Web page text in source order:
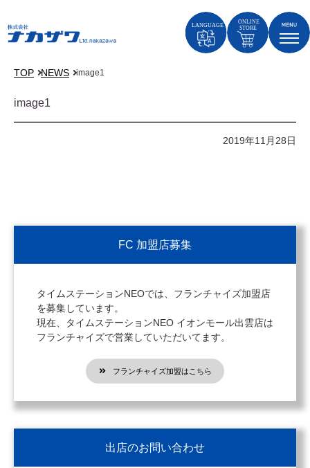
TOP NEWS image1
image1
2019年11月28日
FC 加盟店募集
タイムステーションNEOでは、フランチャイズ加盟店
を募集しています。
現在、タイムステーションNEO イオンモール出雲店は
フランチャイズで営業していただいてます。
フランチャイズ加盟はこちら
出店のお問い合わせ